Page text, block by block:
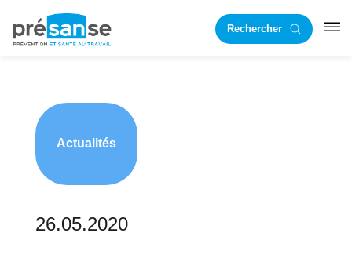
principale
RechercherRST
Actualités
26.05.2020